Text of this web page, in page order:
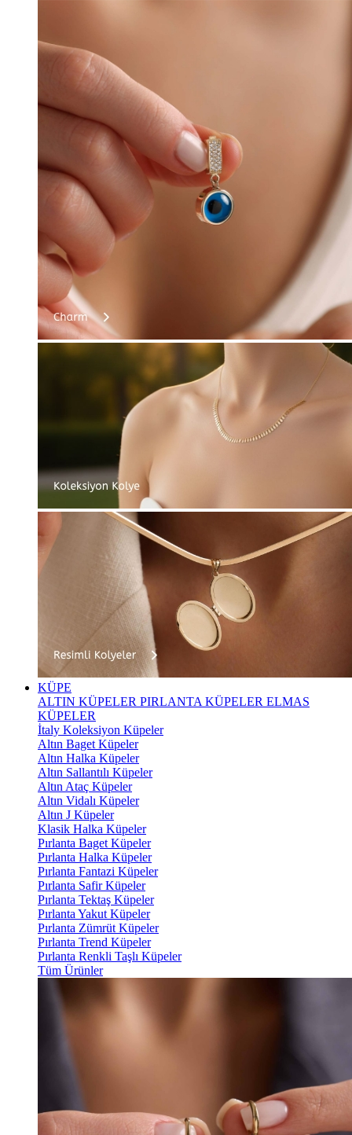
KÜPE
ALTIN KÜPELER PIRLANTA KÜPELER ELMAS
KÜPELER
İtaly Koleksiyon Küpeler
Altın Baget Küpeler
Altın Halka Küpeler
Altın Sallantılı Küpeler
Altın Ataç Küpeler
Altın Vidalı Küpeler
Altın J Küpeler
Klasik Halka Küpeler
Pırlanta Baget Küpeler
Pırlanta Halka Küpeler
Pırlanta Fantazi Küpeler
Pırlanta Safir Küpeler
Pırlanta Tektaş Küpeler
Pırlanta Yakut Küpeler
Pırlanta Zümrüt Küpeler
Pırlanta Trend Küpeler
Pırlanta Renkli Taşlı Küpeler
Tüm Ürünler